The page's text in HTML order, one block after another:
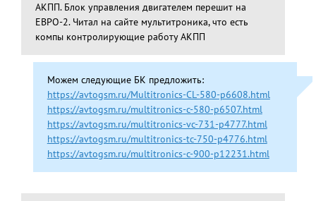
АКПП. Блок управления двигателем перешит на
ЕВРО-2. Читал на сайте мультитроника, что есть
компы контролирующие работу АКПП
Можем следующие БК предложить:
https://avtogsm.ru/Multitronics-CL-580-p6608.html
https://avtogsm.ru/multitronics-c-580-p6507.html
https://avtogsm.ru/multitronics-vc-731-p4777.html
https://avtogsm.ru/multitronics-tc-750-p4776.html
https://avtogsm.ru/multitronics-c-900-p12231.html